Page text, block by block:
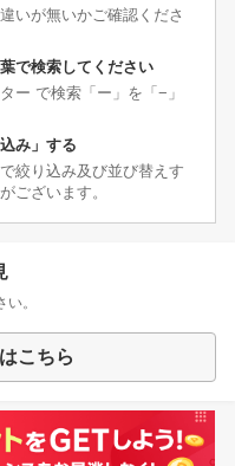
いが無いかご確認くださ
で検索してください
で検索「ー」を「−」
み」する
絞り込み及び並び替えす
ございます。
。
こちら